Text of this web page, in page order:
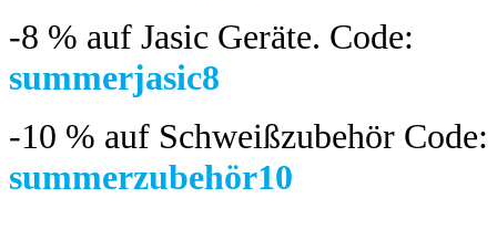
-8 % auf Jasic Geräte. Code:
summerjasic8
-10 % auf Schweißzubehör Code:
summerzubehör10